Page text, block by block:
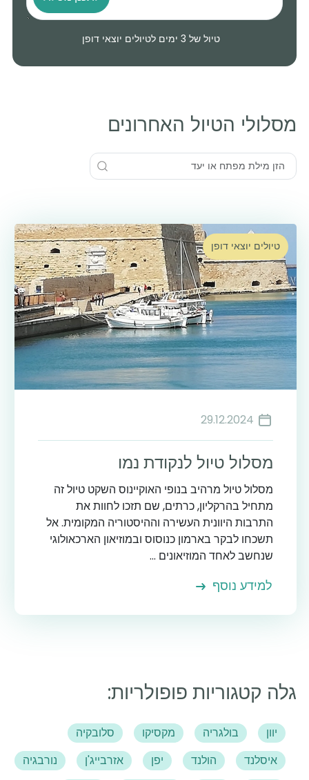
טיול של 3 ימים לטיולים יוצאי דופן
מסלולי הטיול האחרונים
טיולים יוצאי דופן
29.12.2024
מסלול טיול לנקודת נמו
מסלול טיול מרהיב בנופי האוקיינוס השקט טיול זה
מתחיל בהרקליון, כרתים, שם תזכו לחוות את
התרבות היוונית העשירה וההיסטוריה המקומית. אל
תשכחו לבקר בארמון כנוסוס ובמוזיאון הארכאולוגי
שנחשב לאחד המוזיאונים ...
למידע נוסף
גלה קטגוריות פופולריות:
יוון בולגריה מקסיקו
סלובקיה
איסלנד
הולנד יפן אזרבייג'ן
נורבגיה